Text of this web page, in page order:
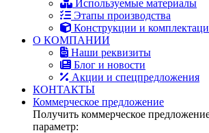
Используемые материалы
Этапы производства
Конструкции и
О КОМПАНИИ
Наши реквизиты
Блог и новости
Акции и спецпредложения
КОНТАКТЫ
Коммерческое предложение
Получить коммерческое
параметр: